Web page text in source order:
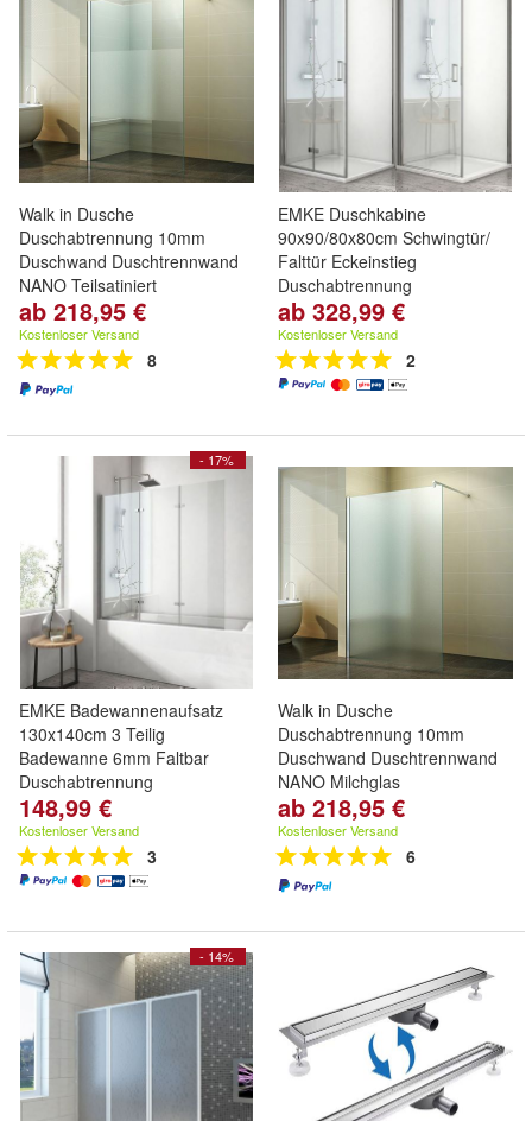
Walk in Dusche
Duschabtrennung 10mm
Duschwand Duschtrennwand
NANO Teilsatiniert
ab 218,95 €
Kostenloser Versand
8
EMKE Duschkabine
90x90/80x80cm Schwingtür/
Falttür Eckeinstieg
Duschabtrennung
ab 328,99 €
Kostenloser Versand
2
- 17%
EMKE Badewannenaufsatz
130x140cm 3 Teilig
Badewanne 6mm Faltbar
Duschabtrennung
148,99 €
Kostenloser Versand
3
Walk in Dusche
Duschabtrennung 10mm
Duschwand Duschtrennwand
NANO Milchglas
ab 218,95 €
Kostenloser Versand
6
- 14%